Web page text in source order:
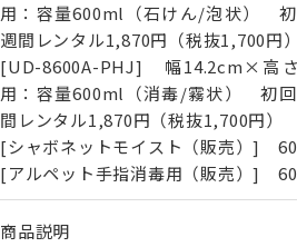
用：容量600ml（石けん/泡状）
週間レンタル1,870円（税抜1,700円）
[UD-8600A-PHJ] 幅14.2cm×高
用：容量600ml（消毒/霧状） 初
間レンタル1,870円（税抜1,700円）
[シャボネットモイスト（販売）]
[アルペット手指消毒用（販売）]
商品説明